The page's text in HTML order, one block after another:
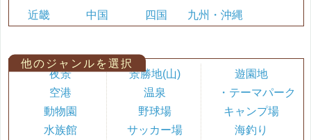
近畿
中国 四国 九州・沖縄
他のジャンルを選択
夜景
空港
動物園
水族館
景勝地(山)
温泉
野球場
サッカー場
遊園地
・テーマパーク
キャンプ場
海釣り